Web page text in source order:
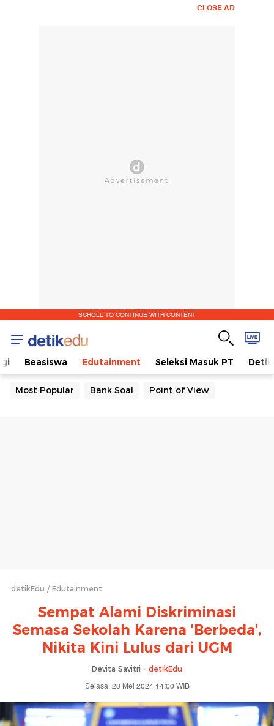
CLOSE AD
SCROLL TO CONTINUE WITH CONTENT
Beasiswa Edutainment Seleksi Masuk PT
Most Popular Bank Soal Point of View
detikEdu Edutainment
Sempat Alami Diskriminasi
Semasa Sekolah Karena 'Berbeda',
Nikita Kini Lulus dari UGM
Devita Savitri - detikEdu
Selasa, 28 Mei 2024 14:00 WIB